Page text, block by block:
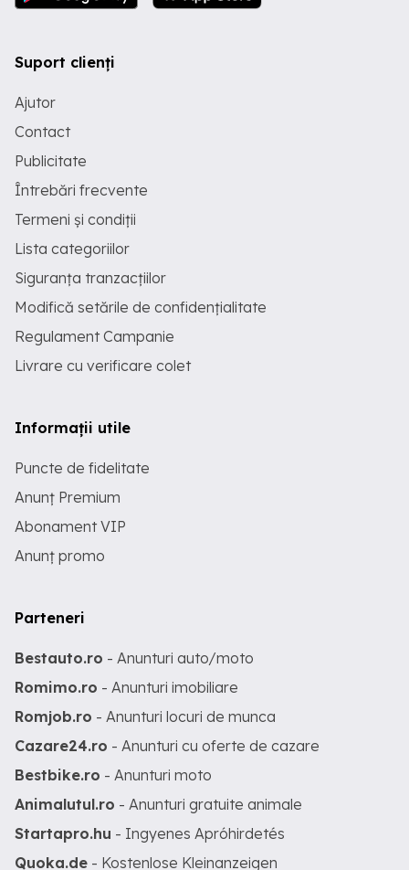
Suport clienți
Ajutor
Contact
Publicitate
Întrebări frecvente
Termeni și condiții
Lista categoriilor
Siguranța tranzacțiilor
Modifică setările de confidențialitate
Regulament Campanie
Livrare cu verificare colet
Informații utile
Puncte de fidelitate
Anunț Premium
Abonament VIP
Anunț promo
Parteneri
Bestauto.ro - Anunturi auto/moto
Romimo.ro - Anunturi imobiliare
Romjob.ro - Anunturi locuri de munca
Cazare24.ro - Anunturi cu oferte de cazare
Bestbike.ro - Anunturi moto
Animalutul.ro - Anunturi gratuite animale
Startapro.hu - Ingyenes Apróhirdetés
Quoka.de - Kostenlose Kleinanzeigen